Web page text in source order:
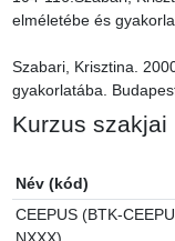
elméletébe és
Szabari, Krisztina.
gyakorlatába.
Kurzus szakjai
Név (kód)
CEEPUS (BTK-